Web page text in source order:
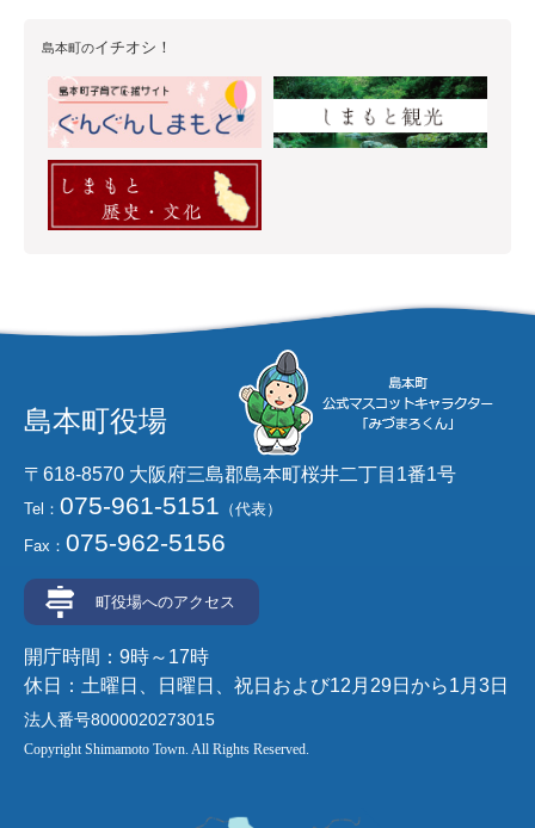
島本町のイチオシ！
島本町役場
〒618-8570 大阪府三島郡島本町桜井二丁目1番1号
Tel： 075-961-5151 （代表）
Fax： 075-962-5156
町役場へのアクセス
開庁時間：9時～17時
休日：土曜日、日曜日、祝日および12月29日から1月3日
法人番号8000020273015
Copyright Shimamoto Town. All Rights Reserved.